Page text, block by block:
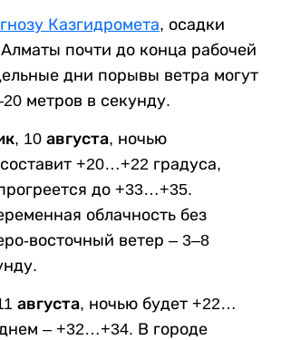
Казгидромета, осадки
почти до конца рабочей
дни порывы ветра могут
метров в секунду.
10 августа, ночью
+20…+22 градуса,
до +33…+35.
облачность без
восточный ветер – 3–8
августа, ночью будет +22…
– +32…+34. В городе